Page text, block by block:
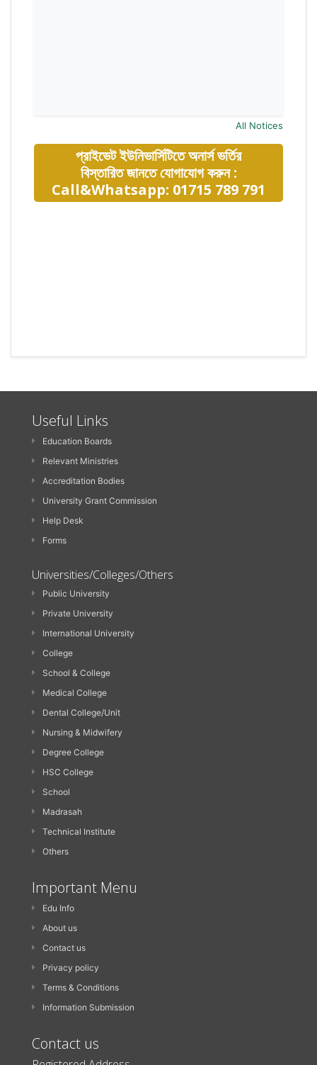
All Notices
প্রাইভেট ইউনিভার্সিটিতে অনার্স ভর্তির
বিস্তারিত জানতে যোগাযোগ করুন :
Call&Whatsapp: 01715 789 791
Useful Links
Education Boards
Relevant Ministries
Accreditation Bodies
University Grant Commission
Help Desk
Forms
Universities/Colleges/Others
Public University
Private University
International University
College
School & College
Medical College
Dental College/Unit
Nursing & Midwifery
Degree College
HSC College
School
Madrasah
Technical Institute
Others
Important Menu
Edu Info
About us
Contact us
Privacy policy
Terms & Conditions
Information Submission
Contact us